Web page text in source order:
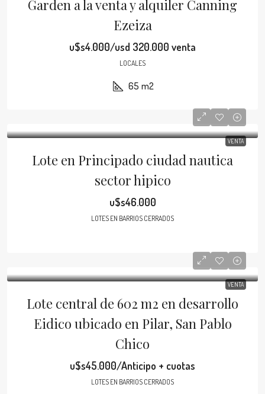
Garden a la venta y alquiler Canning
Ezeiza
u$s4.000/usd 320.000 venta
LOCALES
65 m2
VENTA
Lote en Principado ciudad nautica
sector hipico
u$s46.000
LOTES EN BARRIOS CERRADOS
VENTA
Lote central de 602 m2 en desarrollo
Eidico ubicado en Pilar, San Pablo
Chico
u$s45.000/Anticipo + cuotas
LOTES EN BARRIOS CERRADOS